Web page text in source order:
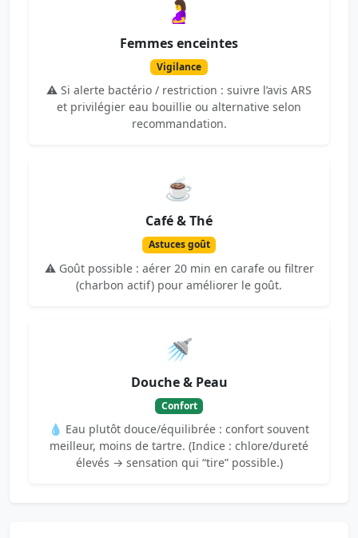
🤰
Femmes enceintes
Vigilance
⚠️ Si alerte bactério / restriction : suivre l’avis ARS
et privilégier eau bouillie ou alternative selon
recommandation.
☕
Café & Thé
Astuces goût
⚠️ Goût possible : aérer 20 min en carafe ou filtrer
(charbon actif) pour améliorer le goût.
🚿
Douche & Peau
Confort
💧 Eau plutôt douce/équilibrée : confort souvent
meilleur, moins de tartre. (Indice : chlore/dureté
élevés → sensation qui “tire” possible.)